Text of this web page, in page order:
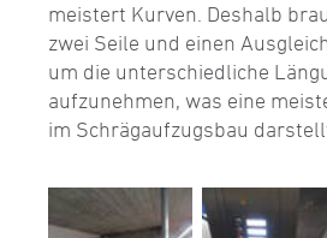
meistert Kurven. Deshalb
zwei Seile und einen
um die unterschiedliche
aufzunehmen, was eine
im Schrägaufzugsbau